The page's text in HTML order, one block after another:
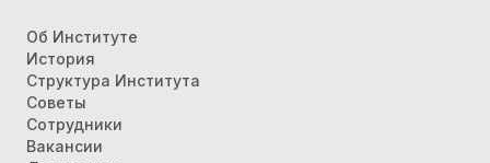
Об Институте
История
Структура Института
Советы
Сотрудники
Вакансии